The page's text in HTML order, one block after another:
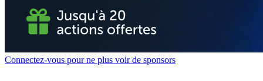
Connectez-vous pour ne plus voir de sponsors